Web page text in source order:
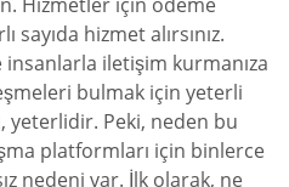
sayıda hizmet alırsınız.
insanlarla iletişim kurmanıza
bulmak için yeterli
Peki, neden bu
platformları için binlerce
nedeni var. İlk olarak, ne